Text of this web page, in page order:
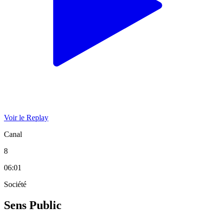
Voir le Replay
Canal
8
06:01
Société
Sens Public